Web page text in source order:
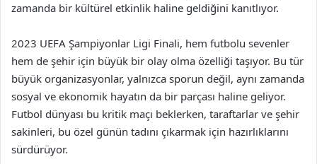
zamanda bir kültürel etkinlik haline geldiğini kanıtlıyor.
2023 UEFA Şampiyonlar Ligi Finali, hem futbolu sevenler
hem de şehir için büyük bir olay olma özelliği taşıyor. Bu tür
büyük organizasyonlar, yalnızca sporun değil, aynı zamanda
sosyal ve ekonomik hayatın da bir parçası haline geliyor.
Futbol dünyası bu kritik maçı beklerken, taraftarlar ve şehir
sakinleri, bu özel günün tadını çıkarmak için hazırlıklarını
sürdürüyor.